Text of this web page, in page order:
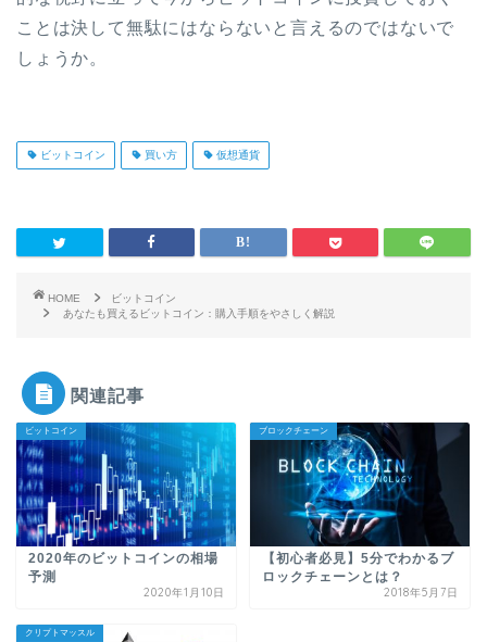
ことは決して無駄にはならないと言えるのではないで
しょうか。
ビットコイン 買い方 仮想通貨
HOME
ビットコイン
あなたも買えるビットコイン：購入手順をやさしく解説
関連記事
ビットコイン
2020年のビットコインの相場
予測
2020年1月10日
ブロックチェーン
【初心者必見】5分でわかるブ
ロックチェーンとは？
2018年5月7日
クリプトマッスル